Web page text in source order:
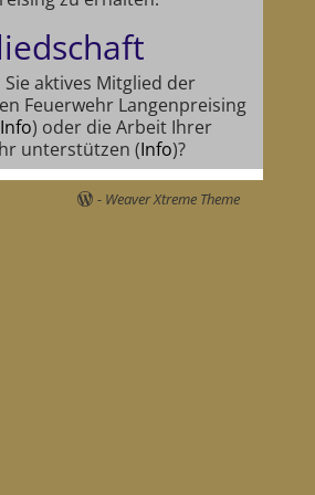
aktives Mitglied der
Feuerwehr Langenpreising
Info) oder die Arbeit Ihrer
unterstützen (Info)?
- Weaver Xtreme Theme